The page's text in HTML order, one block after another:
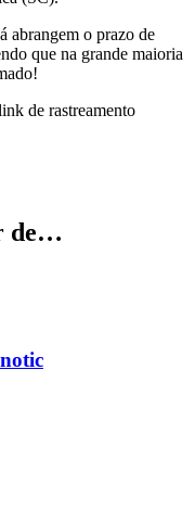
abrangem o prazo de
que na grande maioria
de rastreamento
de…